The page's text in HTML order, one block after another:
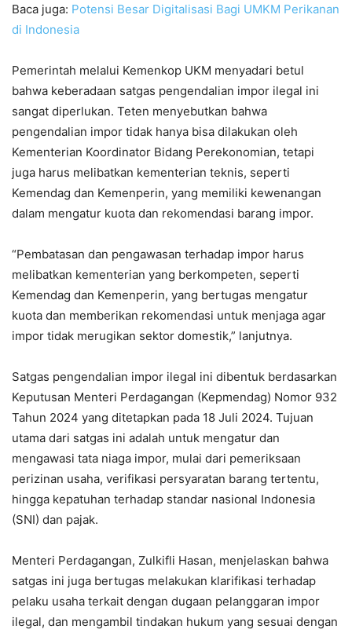
Baca juga: Potensi Besar Digitalisasi Bagi UMKM Perikanan
di Indonesia
Pemerintah melalui Kemenkop UKM menyadari betul
bahwa keberadaan satgas pengendalian impor ilegal ini
sangat diperlukan. Teten menyebutkan bahwa
pengendalian impor tidak hanya bisa dilakukan oleh
Kementerian Koordinator Bidang Perekonomian, tetapi
juga harus melibatkan kementerian teknis, seperti
Kemendag dan Kemenperin, yang memiliki kewenangan
dalam mengatur kuota dan rekomendasi barang impor.
“Pembatasan dan pengawasan terhadap impor harus
melibatkan kementerian yang berkompeten, seperti
Kemendag dan Kemenperin, yang bertugas mengatur
kuota dan memberikan rekomendasi untuk menjaga agar
impor tidak merugikan sektor domestik,” lanjutnya.
Satgas pengendalian impor ilegal ini dibentuk berdasarkan
Keputusan Menteri Perdagangan (Kepmendag) Nomor 932
Tahun 2024 yang ditetapkan pada 18 Juli 2024. Tujuan
utama dari satgas ini adalah untuk mengatur dan
mengawasi tata niaga impor, mulai dari pemeriksaan
perizinan usaha, verifikasi persyaratan barang tertentu,
hingga kepatuhan terhadap standar nasional Indonesia
(SNI) dan pajak.
Menteri Perdagangan, Zulkifli Hasan, menjelaskan bahwa
satgas ini juga bertugas melakukan klarifikasi terhadap
pelaku usaha terkait dengan dugaan pelanggaran impor
ilegal, dan mengambil tindakan hukum yang sesuai dengan